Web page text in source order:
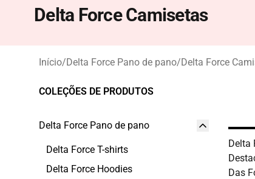
Delta Force Camisetas
Início/Delta Force Pano de pano/Delta Force
COLEÇÕES DE PRODUTOS
Delta Force Pano de pano
Delta Force T-shirts
Delta Force Hoodies
Delta
Das